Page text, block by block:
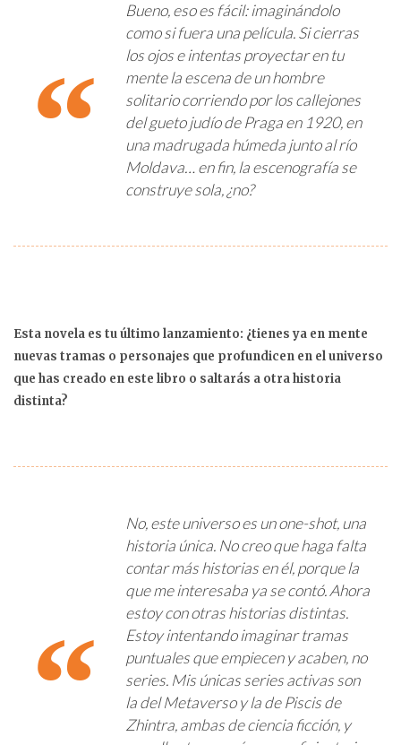
Bueno, eso es fácil: imaginándolo
como si fuera una película. Si cierras
los ojos e intentas proyectar en tu
mente la escena de un hombre
solitario corriendo por los callejones
del gueto judío de Praga en 1920, en
una madrugada húmeda junto al río
Moldava… en fin, la escenografía se
construye sola, ¿no?
Esta novela es tu último lanzamiento: ¿tienes ya en mente
nuevas tramas o personajes que profundicen en el universo
que has creado en este libro o saltarás a otra historia
distinta?
No, este universo es un one-shot, una
historia única. No creo que haga falta
contar más historias en él, porque la
que me interesaba ya se contó. Ahora
estoy con otras historias distintas.
Estoy intentando imaginar tramas
puntuales que empiecen y acaben, no
series. Mis únicas series activas son
la del Metaverso y la de Piscis de
Zhintra, ambas de ciencia ficción, y